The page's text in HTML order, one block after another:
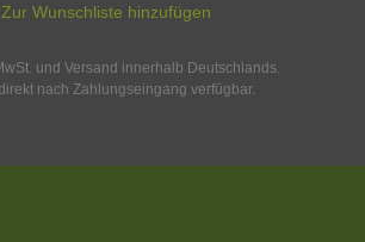
Zur Wunschliste hinzufügen
und Versand innerhalb Deutschlands.
nach Zahlungseingang verfügbar.